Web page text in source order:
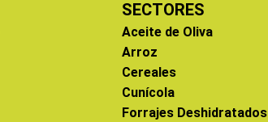
SECTORES
Aceite de Oliva
Arroz
Cereales
Cunícola
Forrajes Deshidratados